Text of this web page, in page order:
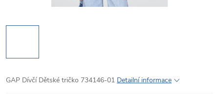
GAP Dívčí Dětské tričko 734146-01 Detailní informace